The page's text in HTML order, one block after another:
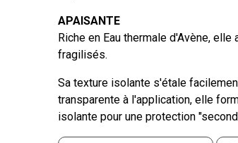
APAISANTE
Riche en Eau thermale d'Avène,
fragilisés.
Sa texture isolante s'étale
transparente à l'application, elle
isolante pour une protection